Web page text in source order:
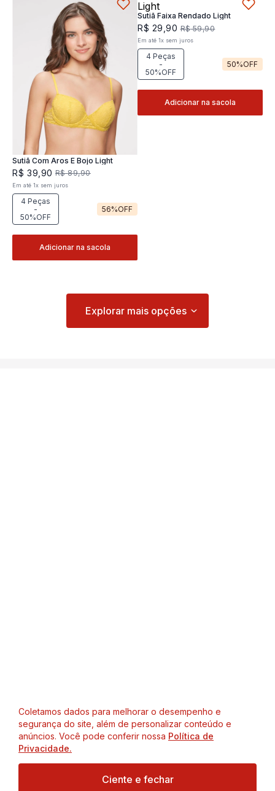
Coletamos dados para melhorar o desempenho e
segurança do site, além de personalizar conteúdo e
anúncios. Você pode conferir nossa Política de
Privacidade.
Ciente e fechar
Sutiã Com Aros E Bojo Light
R$ 39 90 R$ 89,90
Em até1x sem juros
4 Peças
-
50%OFF
56%OFF
Adicionar na sacola
Sutiã Faixa Rendado Light
R$ 29 ,90 R$ 59,90
Em até 1x sem juros
4 Peças
-
50%OFF
50%OFF
Adicionar na sacola